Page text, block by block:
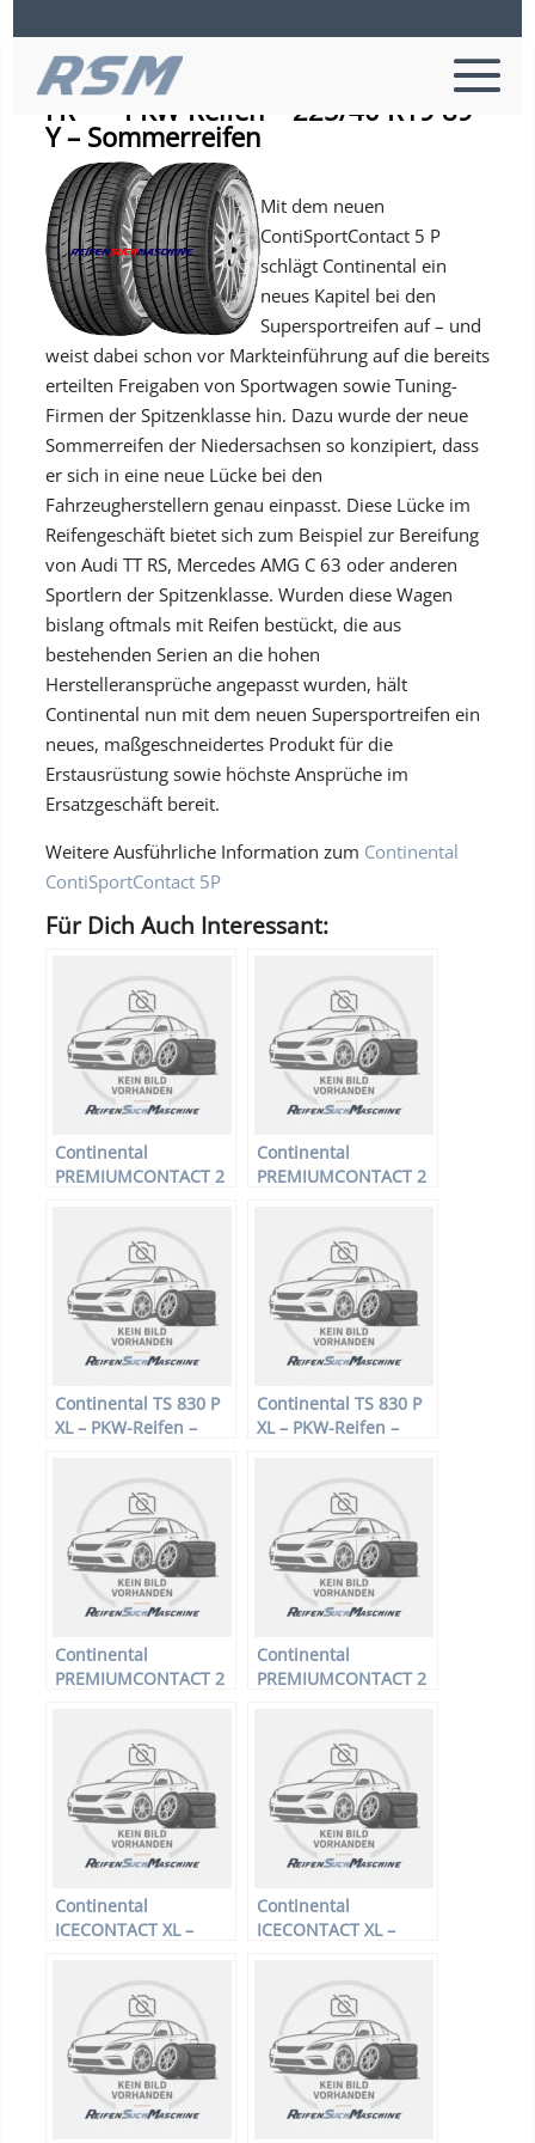
Continental SPORTCONTACT 5P SSR
FR * – PKW-Reifen – 225/40 R19 89
Y – Sommerreifen
Mit dem neuen
ContiSportContact 5 P
schlägt Continental ein
neues Kapitel bei den
Supersportreifen auf – und
weist dabei schon vor Markteinführung auf die bereits
erteilten Freigaben von Sportwagen sowie Tuning-
Firmen der Spitzenklasse hin. Dazu wurde der neue
Sommerreifen der Niedersachsen so konzipiert, dass
er sich in eine neue Lücke bei den
Fahrzeugherstellern genau einpasst. Diese Lücke im
Reifengeschäft bietet sich zum Beispiel zur Bereifung
von Audi TT RS, Mercedes AMG C 63 oder anderen
Sportlern der Spitzenklasse. Wurden diese Wagen
bislang oftmals mit Reifen bestückt, die aus
bestehenden Serien an die hohen
Herstelleransprüche angepasst wurden, hält
Continental nun mit dem neuen Supersportreifen ein
neues, maßgeschneidertes Produkt für die
Erstausrüstung sowie höchste Ansprüche im
Ersatzgeschäft bereit.
Weitere Ausführliche Information zum Continental
ContiSportContact 5P
Für Dich Auch Interessant:
Continental
PREMIUMCONTACT 2
205/50 R17 89Y –
Sommerreifen
Continental
PREMIUMCONTACT 2
225/50 R17 94H –
Sommerreifen
Continental TS 830 P
XL – PKW-Reifen –
Winterreifen
Continental TS 830 P
XL – PKW-Reifen –
Winterreifen
Continental
PREMIUMCONTACT 2
175/70 R14 84T –
Sommerreifen
Continental
PREMIUMCONTACT 2
185/55 R15 82T –
Sommerreifen
Continental
ICECONTACT XL –
R19 111T –
Winterreifen
Continental
ICECONTACT XL –
R15 92T –
Winterreifen